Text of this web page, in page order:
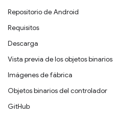
Repositorio de Android
Requisitos
Descarga
Vista previa de los objetos binarios
Imágenes de fábrica
Objetos binarios del controlador
GitHub